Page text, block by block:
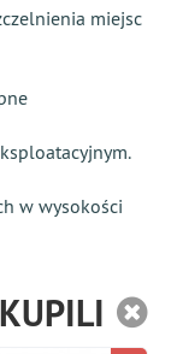
miejsc
w wysokości